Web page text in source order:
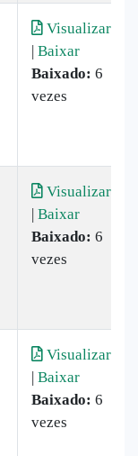
Visualizar
| Baixar
Baixado: 6
vezes
Visualizar
| Baixar
Baixado: 6
vezes
Visualizar
| Baixar
Baixado: 6
vezes